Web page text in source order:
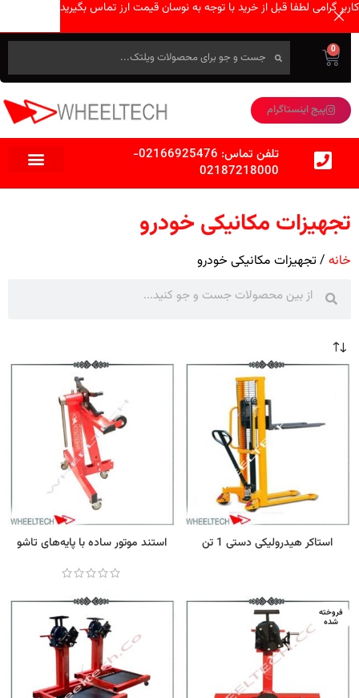
0
پیج اینستاگرام
تلفن تماس: 02166925476
-
02187218000
تجهیزات مکانیکی خودرو
خانه تجهیزات مکانیکی خودرو
استاکر هیدرولیکی دستی 1 تن استند موتور ساده با پایه‌های تاشو
فروخته
شده
کاربر گرامی لطفا قبل از خرید با توجه به نوسان قیمت ارز تماس بگیرید